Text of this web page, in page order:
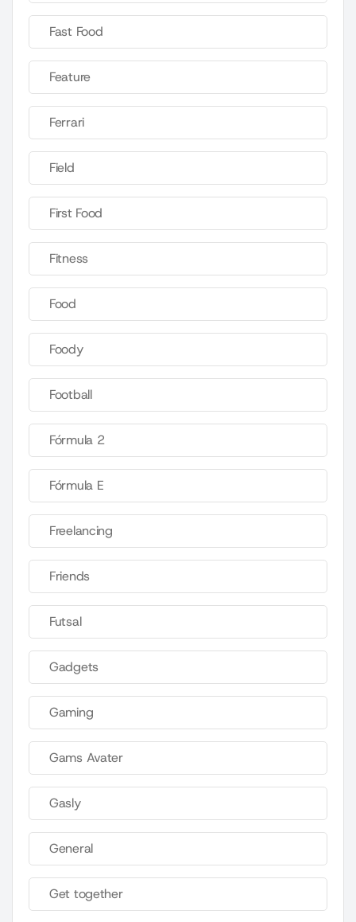
Fast Food
Feature
Ferrari
Field
First Food
Fitness
Food
Foody
Football
Fórmula 2
Fórmula E
Freelancing
Friends
Futsal
Gadgets
Gaming
Gams Avater
Gasly
General
Get together